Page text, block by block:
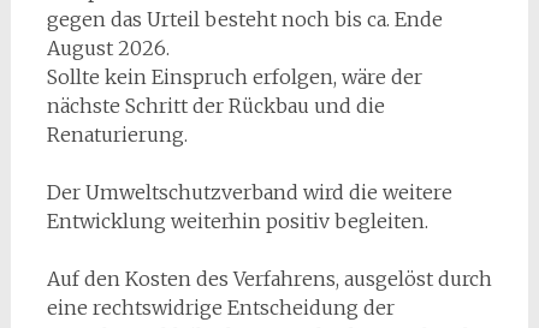
gegen das Urteil besteht noch bis ca. Ende
August 2026.
Sollte kein Einspruch erfolgen, wäre der
nächste Schritt der Rückbau und die
Renaturierung.
Der Umweltschutzverband wird die weitere
Entwicklung weiterhin positiv begleiten.
Auf den Kosten des Verfahrens, ausgelöst durch
eine rechtswidrige Entscheidung der